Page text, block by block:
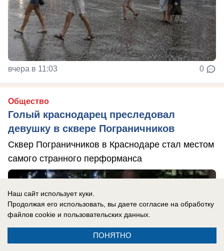
вчера в 11:03 0
Общество
Голый краснодарец преследовал
девушку в сквере Пограничников
Сквер Пограничников в Краснодаре стал местом
самого странного перформанса
Наш сайт использует куки.
Продолжая его использовать, вы даете согласие на обработку
файлов cookie и пользовательских данных.
ПОНЯТНО